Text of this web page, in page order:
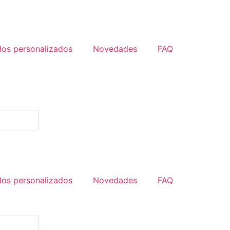
personalizados Novedades FAQ
personalizados Novedades FAQ